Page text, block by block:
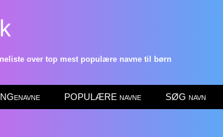
over top mest populære navne til børn
POPULÆRE navne SØG navn